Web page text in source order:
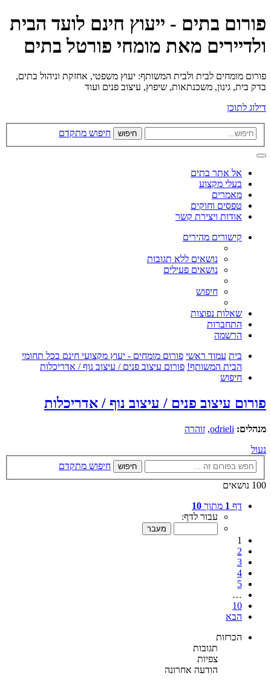
פורום בתים - ייעוץ חינם לועד הבית
ולדיירים מאת מומחי פורטל בתים
פורום מומחים לבית ולבית המשותף: יעוץ משפטי, אחזקת וניהול בתים,
בדק בית, גינון, משכנתאות, שיפוץ, עיצוב פנים ועוד
דילוג לתוכן
חיפוש חיפוש מתקדם
אל אתר בתים
בעלי מקצוע
מאמרים
טפסים וחוקים
אודות ויצירת קשר
קישורים מהירים
נושאים ללא תגובות
נושאים פעילים
חיפוש
שאלות נפוצות
התחברות
הרשמה
בית עמוד ראשי פורום מומחים - יעוץ מקצועי חינם בכל תחומי
הבית המשותף! פורום עיצוב פנים / עיצוב נוף / אדריכלות
חיפוש
פורום עיצוב פנים / עיצוב נוף / אדריכלות
מנהלים: odrieli
, זוהרה
נעול
חיפוש
חיפוש מתקדם
100 נושאים
דף 1 מתוך 10
עבור לדף:
1
2
3
4
5
…
10
הבא
הכרזות
תגובות
צפיות
הודעה אחרונה